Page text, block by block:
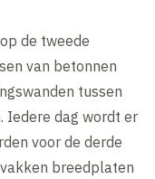
de tweede
van betonnen
tussen
Iedere dag wordt er
voor de derde
breedplaten